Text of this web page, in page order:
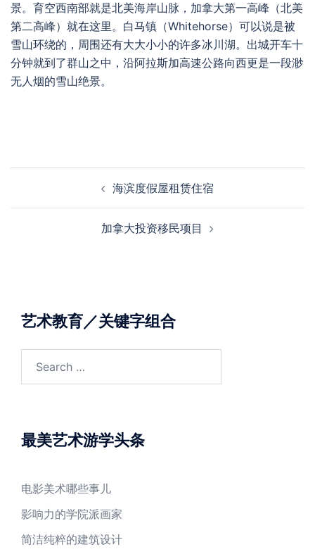
景。育空西南部就是北美海岸山脉，加拿大第一高峰（北美
第二高峰）就在这里。白马镇（Whitehorse）可以说是被
雪山环绕的，周围还有大大小小的许多冰川湖。出城开车十
分钟就到了群山之中，沿阿拉斯加高速公路向西更是一段渺
无人烟的雪山绝景。
海滨度假屋租赁住宿
加拿大投资移民项目
艺术教育／关键字组合
最美艺术游学头条
电影美术哪些事儿
影响力的学院派画家
简洁纯粹的建筑设计